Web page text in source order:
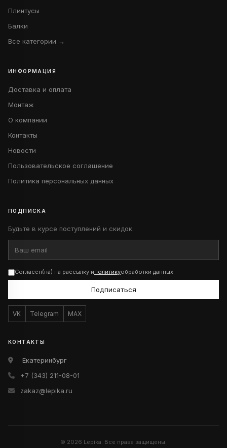
Плинтусы
Балки
Все категории →
ИНФОРМАЦИЯ
Доставка и оплата
Монтаж
О компании
Контакты
Новости
Пользовательское соглашение
Политика персональных данных
ПОДПИСКА
Будьте в курсе поступлений и скидок.
Согласен(на) на рассылку иполитикуобработки данных
Подписаться
VK Telegram MAX
КОНТАКТЫ
Екатеринбург
+7 (343) 211-08-01
zakaz@lepika.ru
© 2026 Lepika. Все права защищены.